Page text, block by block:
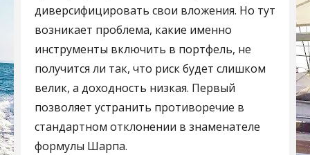
диверсифицировать свои вложения. Но тут
возникает проблема, какие именно
инструменты включить в портфель, не
получится ли так, что риск будет слишком
велик, а доходность низкая. Первый
позволяет устранить противоречие в
стандартном отклонении в знаменателе
формулы Шарпа.